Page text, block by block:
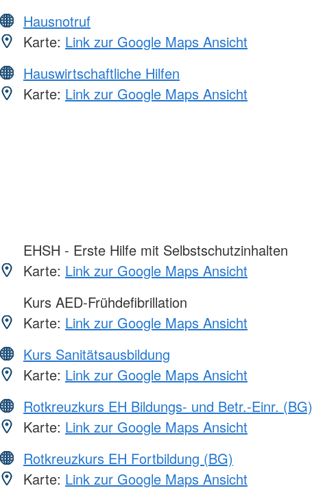
Hausnotruf
Karte: Link zur Google Maps Ansicht
Hauswirtschaftliche Hilfen
Karte: Link zur Google Maps Ansicht
EHSH - Erste Hilfe mit Selbstschutzinhalten
Karte: Link zur Google Maps Ansicht
Kurs AED-Frühdefibrillation
Karte: Link zur Google Maps Ansicht
Kurs Sanitätsausbildung
Karte: Link zur Google Maps Ansicht
Rotkreuzkurs EH Bildungs- und Betr.-Einr. (BG)
Karte: Link zur Google Maps Ansicht
Rotkreuzkurs EH Fortbildung (BG)
Karte: Link zur Google Maps Ansicht